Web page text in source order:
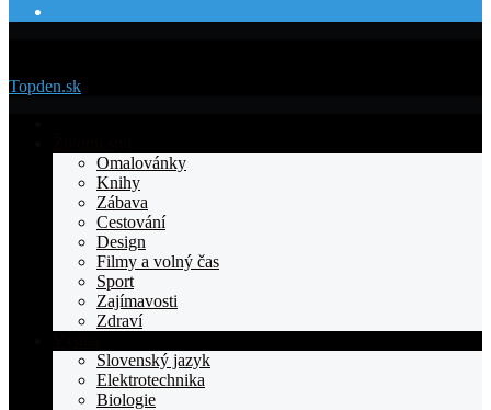
Topden.sk
Omalovánky
Knihy
Zábava
Cestování
Design
Filmy a volný čas
Sport
Zajímavosti
Zdraví
Slovenský jazyk
Elektrotechnika
Biologie